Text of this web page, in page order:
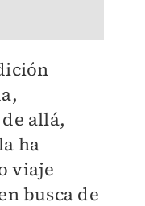
allá,
ha
viaje
busca de